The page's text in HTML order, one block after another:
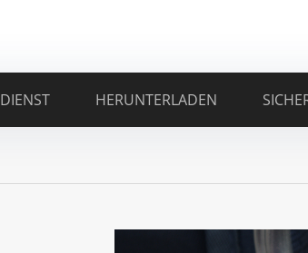
DIENST HERUNTERLADEN